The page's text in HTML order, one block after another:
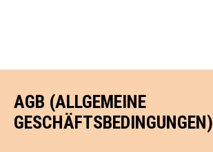
AGB (ALLGEMEINE
GESCHÄFTSBEDINGUNGEN)